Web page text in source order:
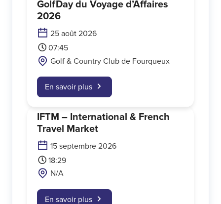
GolfDay du Voyage d’Affaires
2026
25 août 2026
07:45
Golf & Country Club de Fourqueux
En savoir plus
IFTM – International & French
Travel Market
15 septembre 2026
18:29
N/A
En savoir plus